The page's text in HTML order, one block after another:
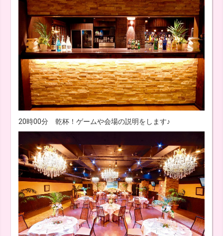
20時00分 乾杯！ゲームや会場の説明をします♪